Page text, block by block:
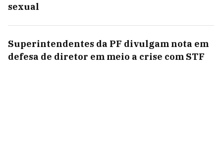
sexual
Superintendentes da PF divulgam nota em
defesa de diretor em meio a crise com STF